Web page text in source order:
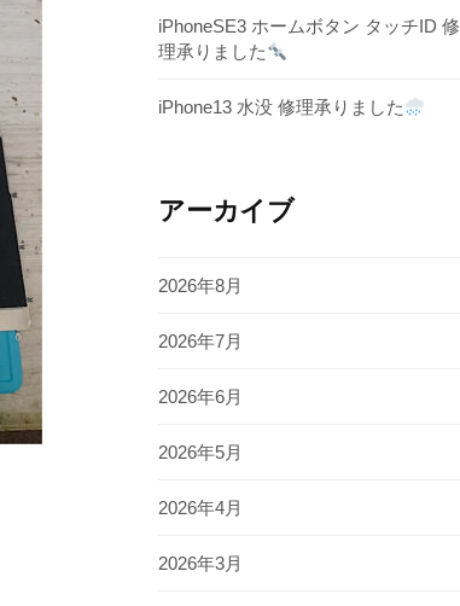
iPhoneSE3 ホームボタン タッチID 修
理承りました
iPhone13 水没 修理承りました
アーカイブ
2026年8月
2026年7月
2026年6月
2026年5月
2026年4月
2026年3月